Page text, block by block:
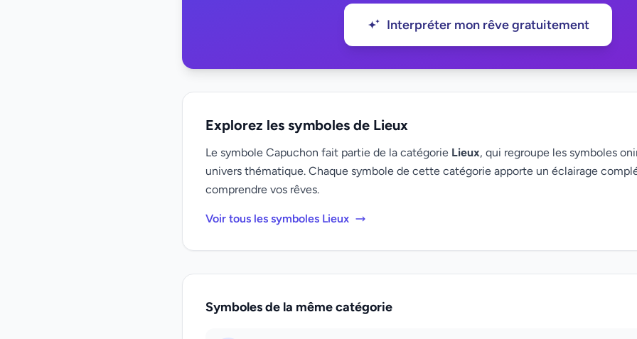
Interpréter mon rêve gratuitement
Explorez les symboles de Lieux
Le symbole Capuchon fait partie de la catégorie Lieux, qui regroupe les symboles
univers thématique. Chaque symbole de cette catégorie apporte un éclairage
comprendre vos rêves.
Voir tous les symboles Lieux
Symboles de la même catégorie